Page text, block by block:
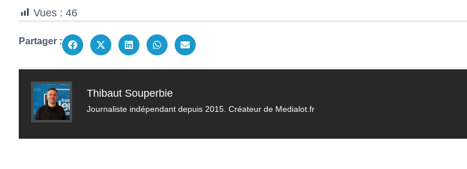
Vues : 46
Partager :
Thibaut Souperbie
Journaliste indépendant depuis 2015. Créateur de Medialot.fr